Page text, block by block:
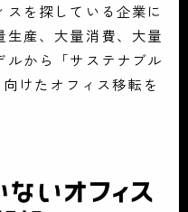
を探している企業に
産、大量消費、大量
から「サステナブル
けたオフィス移転を